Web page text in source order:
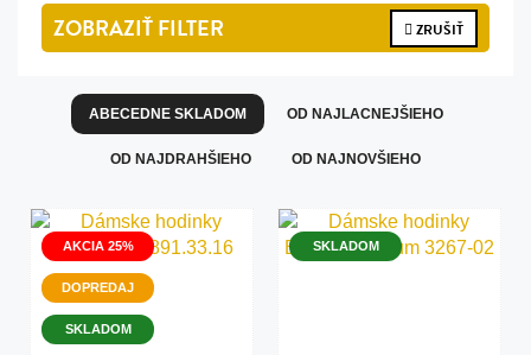
ZOBRAZIŤFILTER ZRUŠIŤ
ABECEDNE SKLADOM OD NAJLACNEJŠIEHO
OD NAJDRAHŠIEHO OD NAJNOVŠIEHO
AKCIA 25%
DOPREDAJ
SKLADOM
SKLADOM